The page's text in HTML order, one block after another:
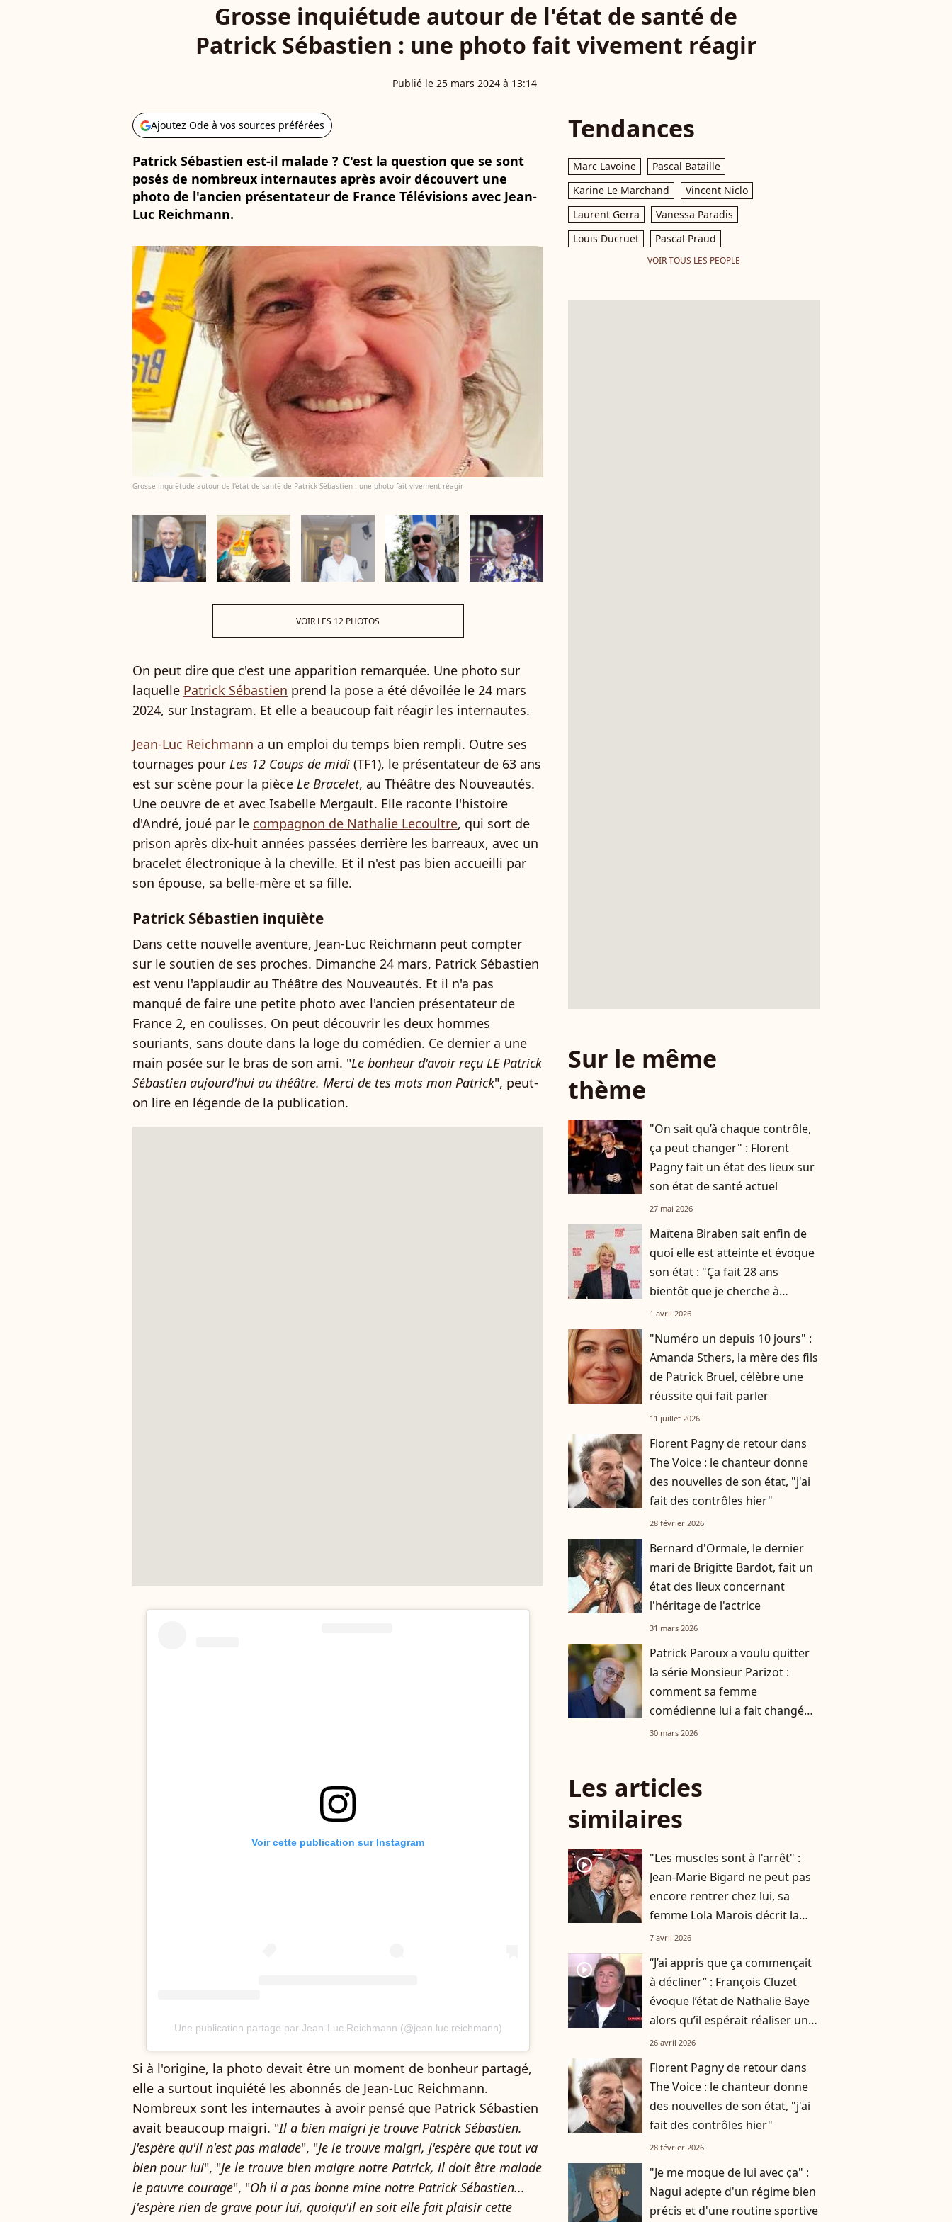
Grosse inquiétude autour de l'état de santé de
Patrick Sébastien : une photo fait vivement réagir
Publié le 25 mars 2024 à 13:14
Ajoutez Ode à vos sources préférées
Patrick Sébastien est-il malade ? C'est la question que se sont
posés de nombreux internautes après avoir découvert une
photo de l'ancien présentateur de France Télévisions avec Jean-
Luc Reichmann.
Grosse inquiétude autour de l'état de santé de Patrick Sébastien : une photo fait vivement réagir
VOIR LES 12 PHOTOS
On peut dire que c'est une apparition remarquée. Une photo sur
laquelle Patrick Sébastien prend la pose a été dévoilée le 24 mars
2024, sur Instagram. Et elle a beaucoup fait réagir les internautes.
Jean-Luc Reichmann a un emploi du temps bien rempli. Outre ses
tournages pour Les 12 Coups de midi (TF1), le présentateur de 63 ans
est sur scène pour la pièce Le Bracelet, au Théâtre des Nouveautés.
Une oeuvre de et avec Isabelle Mergault. Elle raconte l'histoire
d'André, joué par le compagnon de Nathalie Lecoultre, qui sort de
prison après dix-huit années passées derrière les barreaux, avec un
bracelet électronique à la cheville. Et il n'est pas bien accueilli par
son épouse, sa belle-mère et sa fille.
Patrick Sébastien inquiète
Dans cette nouvelle aventure, Jean-Luc Reichmann peut compter
sur le soutien de ses proches. Dimanche 24 mars, Patrick Sébastien
est venu l'applaudir au Théâtre des Nouveautés. Et il n'a pas
manqué de faire une petite photo avec l'ancien présentateur de
France 2, en coulisses. On peut découvrir les deux hommes
souriants, sans doute dans la loge du comédien. Ce dernier a une
main posée sur le bras de son ami. "Le bonheur d'avoir reçu LE Patrick
Sébastien aujourd'hui au théâtre. Merci de tes mots mon Patrick", peut-
on lire en légende de la publication.
Voir cette publication sur Instagram
Une publication partage par Jean-Luc Reichmann (@jean.luc.reichmann)
Si à l'origine, la photo devait être un moment de bonheur partagé,
elle a surtout inquiété les abonnés de Jean-Luc Reichmann.
Nombreux sont les internautes à avoir pensé que Patrick Sébastien
avait beaucoup maigri. "Il a bien maigri je trouve Patrick Sébastien.
J'espère qu'il n'est pas malade", "Je le trouve maigri, j'espère que tout va
bien pour lui", "Je le trouve bien maigre notre Patrick, il doit être malade
le pauvre courage", "Oh il a pas bonne mine notre Patrick Sébastien...
j'espère rien de grave pour lui, quoiqu'il en soit elle fait plaisir cette
Tendances
Marc Lavoine
Pascal Bataille
Karine Le Marchand
Vincent Niclo
Laurent Gerra
Vanessa Paradis
Louis Ducruet
Pascal Praud
VOIR TOUS LES PEOPLE
Sur le même
thème
"On sait qu’à chaque contrôle,
ça peut changer" : Florent
Pagny fait un état des lieux sur
son état de santé actuel
27 mai 2026
Maïtena Biraben sait enfin de
quoi elle est atteinte et évoque
son état : "Ça fait 28 ans
bientôt que je cherche à
comprendre"
1 avril 2026
"Numéro un depuis 10 jours" :
Amanda Sthers, la mère des fils
de Patrick Bruel, célèbre une
réussite qui fait parler
11 juillet 2026
Florent Pagny de retour dans
The Voice : le chanteur donne
des nouvelles de son état, "j'ai
fait des contrôles hier"
28 février 2026
Bernard d'Ormale, le dernier
mari de Brigitte Bardot, fait un
état des lieux concernant
l'héritage de l'actrice
31 mars 2026
Patrick Paroux a voulu quitter
la série Monsieur Parizot :
comment sa femme
comédienne lui a fait changé
d’avis
30 mars 2026
Les articles
similaires
player2
"Les muscles sont à l'arrêt" :
Jean-Marie Bigard ne peut pas
encore rentrer chez lui, sa
femme Lola Marois décrit la
situation
7 avril 2026
player2
“J’ai appris que ça commençait
à décliner” : François Cluzet
évoque l’état de Nathalie Baye
alors qu’il espérait réaliser un
dernier projet avec elle
26 avril 2026
Florent Pagny de retour dans
The Voice : le chanteur donne
des nouvelles de son état, "j'ai
fait des contrôles hier"
28 février 2026
"Je me moque de lui avec ça" :
Nagui adepte d'un régime bien
précis et d'une routine sportive